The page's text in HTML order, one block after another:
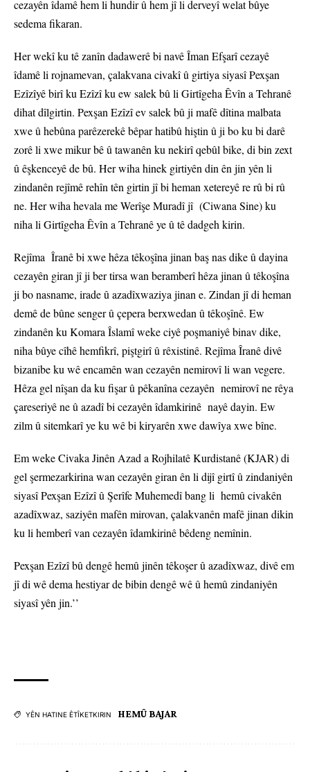
cezayên îdamê hem li hundir û hem jî li derveyî welat bûye
sedema fikaran.
Her wekî ku tê zanîn dadawerê bi navê Îman Efşarî cezayê
îdamê li rojnamevan, çalakvana civakî û girtiya siyasî Pexşan
Ezîzîyê birî ku Ezîzî ku ew salek bû li Girtîgeha Êvîn a Tehranê
dihat dîlgirtin. Pexşan Ezîzî ev salek bû ji mafê dîtina malbata
xwe û hebûna parêzerekê bêpar hatibû hiştin û ji bo ku bi darê
zorê li xwe mikur bê û tawanên ku nekirî qebûl bike, di bin zext
û êşkenceyê de bû. Her wiha hinek girtiyên din ên jin yên li
zindanên rejîmê rehîn tên girtin jî bi heman xetereyê re rû bi rû
ne. Her wiha hevala me Werîşe Muradî jî (Ciwana Sine) ku
niha li Girtîgeha Êvîn a Tehranê ye û tê dadgeh kirin.
Rejîma Îranê bi xwe hêza têkoşîna jinan baş nas dike û dayina
cezayên giran jî ji ber tirsa wan beramberî hêza jinan û têkoşîna
ji bo nasname, irade û azadîxwaziya jinan e. Zindan jî di heman
demê de bûne senger û çepera berxwedan û têkoşînê. Ew
zindanên ku Komara Îslamî weke ciyê poşmaniyê binav dike,
niha bûye cîhê hemfikrî, piştgirî û rêxistinê. Rejîma Îranê divê
bizanibe ku wê encamên wan cezayên nemirovî li wan vegere.
Hêza gel nîşan da ku fişar û pêkanîna cezayên nemirovî ne rêya
çareseriyê ne û azadî bi cezayên îdamkirinê nayê dayin. Ew
zilm û sitemkarî ye ku wê bi kiryarên xwe dawîya xwe bîne.
Em weke Civaka Jinên Azad a Rojhilatê Kurdistanê (KJAR) di
gel şermezarkirina wan cezayên giran ên li dijî girtî û zindaniyên
siyasî Pexşan Ezîzî û Şerîfe Muhemedî bang li hemû civakên
azadîxwaz, saziyên mafên mirovan, çalakvanên mafê jinan dikin
ku li hemberî van cezayên îdamkirinê bêdeng nemînin.
Pexşan Ezîzî bû dengê hemû jinên têkoşer û azadîxwaz, divê em
jî di wê dema hestiyar de bibin dengê wê û hemû zindaniyên
siyasî yên jin.’’
YÊN HATINE ÊTÎKETKIRIN HEMÛ BAJAR